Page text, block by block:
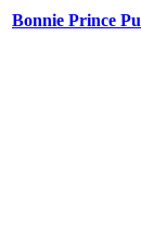
Bonnie Prince